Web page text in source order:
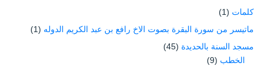
كلمات (1)
ماتيسر من سورة البقرة بصوت الاخ رافع بن عبد الكريم الدوله (1)
مسجد السنة بالحديدة (45)
الخطب (9)